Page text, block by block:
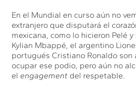
En el Mundial en curso aún no
extranjero que disputará el
mexicana, como lo hicieron Pelé y
Kylian Mbappé, el argentino
portugués Cristiano Ronaldo son
ocupar ese podio, pero aún no
el engagement del respetable.